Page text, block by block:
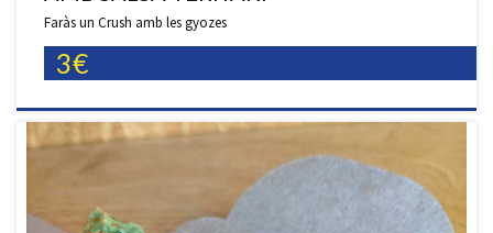
Faràs un Crush amb les gyozes
3€